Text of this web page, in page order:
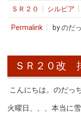
ＳＲ２０ シルビア
Permalink by のだ
ＳＲ２０改
こんにちは。のだっ
火曜日、、、本当に